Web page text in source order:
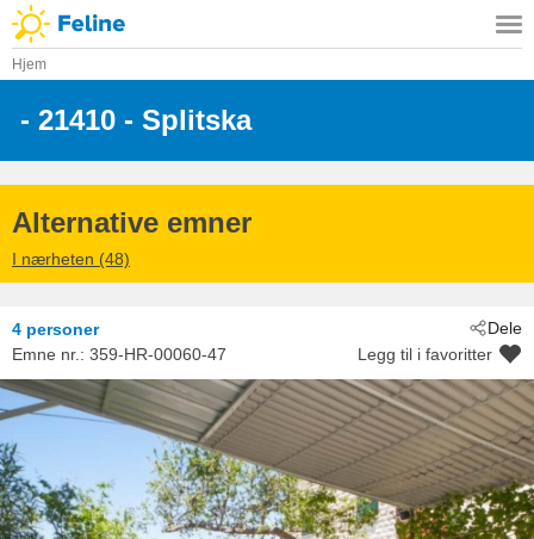
Hjem
- 21410 - Splitska
Alternative emner
I nærheten (48)
Dele
4 personer
Emne nr.: 359-HR-00060-47 Legg til i favoritter